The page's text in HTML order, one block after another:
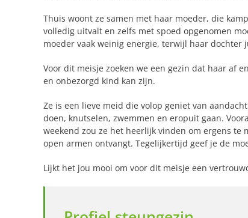
Thuis woont ze samen met haar moeder, die
volledig uitvalt en zelfs met spoed opgenomen
moeder vaak weinig energie, terwijl haar
Voor dit meisje zoeken we een gezin dat haar af
en onbezorgd kind kan zijn.
Ze is een lieve meid die volop geniet van
doen, knutselen, zwemmen en eropuit gaan.
weekend zou ze het heerlijk vinden om ergens te
open armen ontvangt. Tegelijkertijd geef je de
Lijkt het jou mooi om voor dit meisje een